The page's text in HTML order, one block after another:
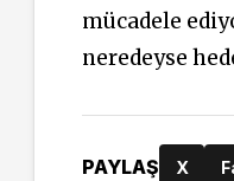
mücadele
neredeyse
PAYLAŞ X